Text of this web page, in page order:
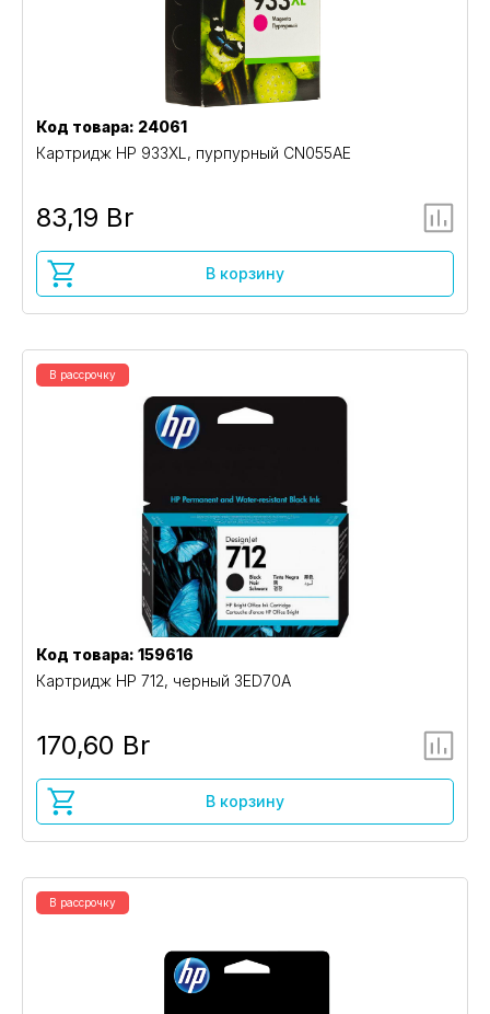
Код товара: 24061
Картридж HP 933XL, пурпурный CN055AE
83,19 Br
В корзину
В рассрочку
Код товара: 159616
Картридж HP 712, черный 3ED70A
170,60 Br
В корзину
В рассрочку